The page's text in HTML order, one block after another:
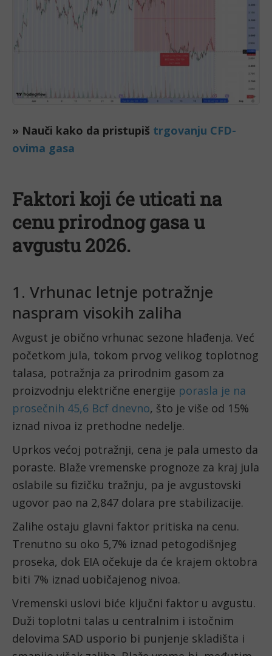
» Nauči kako da pristupiš trgovanju CFD-
ovima gasa
Faktori koji će uticati na
cenu prirodnog gasa u
avgustu 2026.
1. Vrhunac letnje potražnje
naspram visokih zaliha
Avgust je obično vrhunac sezone hlađenja. Već
početkom jula, tokom prvog velikog toplotnog
talasa, potražnja za prirodnim gasom za
proizvodnju električne energije porasla je na
prosečnih 45,6 Bcf dnevno, što je više od 15%
iznad nivoa iz prethodne nedelje.
Uprkos većoj potražnji, cena je pala umesto da
poraste. Blaže vremenske prognoze za kraj jula
oslabile su fizičku tražnju, pa je avgustovski
ugovor pao na 2,847 dolara pre stabilizacije.
Zalihe ostaju glavni faktor pritiska na cenu.
Trenutno su oko 5,7% iznad petogodišnjeg
proseka, dok EIA očekuje da će krajem oktobra
biti 7% iznad uobičajenog nivoa.
Vremenski uslovi biće ključni faktor u avgustu.
Duži toplotni talas u centralnim i istočnim
delovima SAD usporio bi punjenje skladišta i